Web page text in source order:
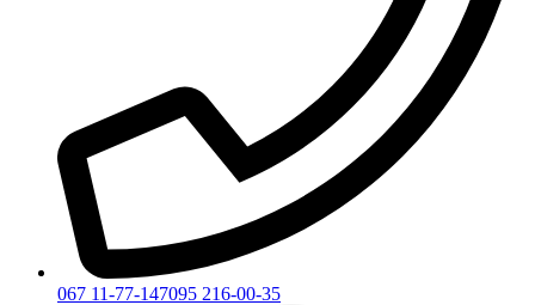
067 11-77-147095 216-00-35